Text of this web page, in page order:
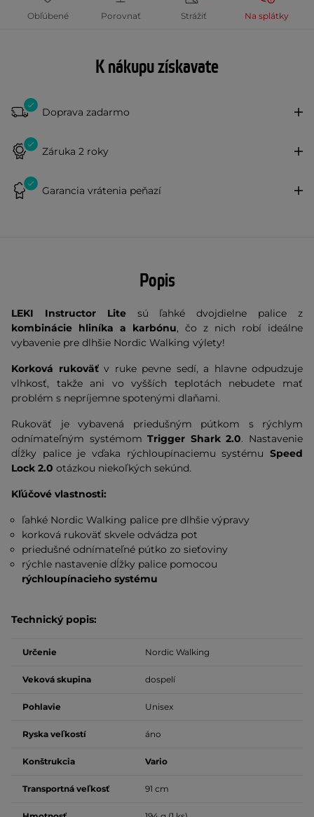
Obľúbené Porovnať Strážiť Na splátky
K nákupu získavate
Doprava zadarmo
Záruka 2 roky
Garancia vrátenia peňazí
Popis
LEKI Instructor Litesú ľahké dvojdielne palice z
kombinácie hliníka a karbónu, čo z nich robí ideálne
vybavenie pre dlhšie Nordic Walking výlety!
Korková rukoväťv ruke pevne sedí, a hlavne odpudzuje
vlhkosť, takže ani vo vyšších teplotách nebudete mať
problém s nepríjemne spotenými dlaňami.
Rukoväť je vybavená priedušným pútkom s rýchlym
odnímateľným systémomTrigger Shark 2.0. Nastavenie
dĺžky palice je vďaka rýchloupínaciemu systému Speed
Lock 2.0 otázkou niekoľkých sekúnd.
Kľúčové vlastnosti:
ľahké Nordic Walking palice pre dlhšie výpravy
korková rukoväť skvele odvádza pot
priedušné odnímateľné pútko zo sieťoviny
rýchle nastavenie dĺžky palice pomocou
rýchloupínacieho systému
Technický popis:
Určenie Nordic Walking
Veková skupina dospelí
Pohlavie Unisex
Ryska veľkostí áno
Konštrukcia Vario
Transportná veľkosť 91 cm